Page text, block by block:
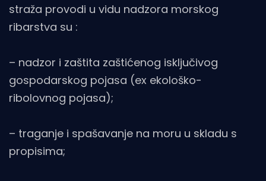
straža provodi u vidu nadzora morskog
ribarstva su :
– nadzor i zaštita zaštićenog isključivog
gospodarskog pojasa (ex ekološko-
ribolovnog pojasa);
– traganje i spašavanje na moru u skladu s
propisima;